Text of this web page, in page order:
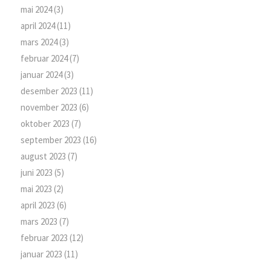
mai 2024(3)
april 2024(11)
mars 2024(3)
februar 2024(7)
januar 2024(3)
desember 2023 (11)
november 2023 (6)
oktober 2023 (7)
september 2023 (16)
august 2023 (7)
juni 2023 (5)
mai 2023 (2)
april 2023 (6)
mars 2023 (7)
februar 2023 (12)
januar 2023 (11)